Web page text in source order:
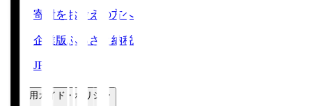
寄附をお考えの方へ
企業版ふるさと納税
JFA
ご利用ガイド・ポリシー